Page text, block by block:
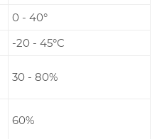
0 - 40°
-20 - 45°C
30 - 80%
60%